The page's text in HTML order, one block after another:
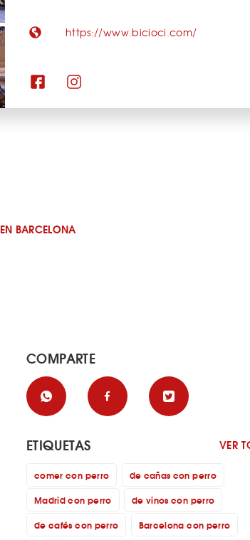
https://www.bicioci.com/
EN BARCELONA
COMPARTE
ETIQUETAS VER
comer con perro
de cañas con perro
Madrid con perro
de vinos con perro
de cafés con perro
Barcelona con perro